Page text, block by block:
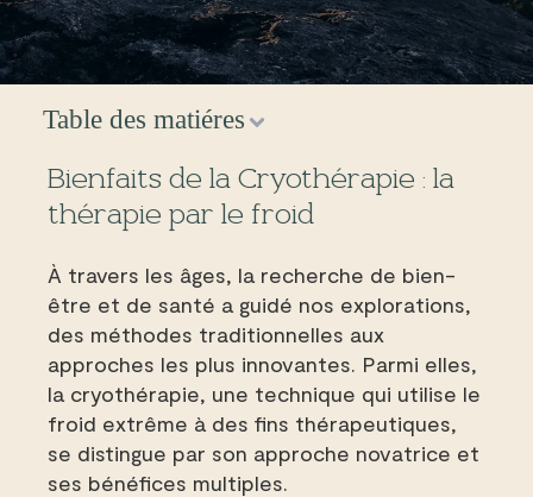
Table des matiéres
Bienfaits de la Cryothérapie : la
thérapie par le froid
À travers les âges, la recherche de bien-
être et de santé a guidé nos explorations,
des méthodes traditionnelles aux
approches les plus innovantes. Parmi elles,
la cryothérapie, une technique qui utilise le
froid extrême à des fins thérapeutiques,
se distingue par son approche novatrice et
ses bénéfices multiples.